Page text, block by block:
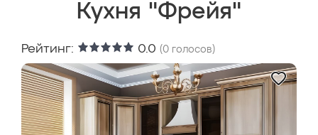
Кухня "Фрейя"
Рейтинг: 0.0 (0 голосов)